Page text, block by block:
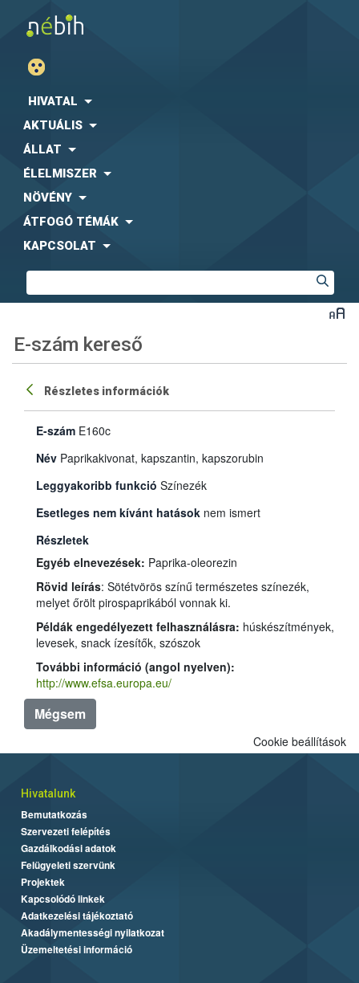
HIVATAL
AKTUÁLIS
ÁLLAT
ÉLELMISZER
NÖVÉNY
ÁTFOGÓ TÉMÁK
KAPCSOLAT
E-szám kereső
Részletes információk
E-szám E160c
Név Paprikakivonat, kapszantin, kapszorubin
Leggyakoribb funkció Színezék
Esetleges nem kívánt hatások nem ismert
Részletek
Egyéb elnevezések: Paprika-oleorezin
Rövid leírás: Sötétvörös színű természetes színezék,
melyet őrölt pirospaprikából vonnak ki.
Példák engedélyezett felhasználásra: húskészítmények,
levesek, snack ízesítők, szószok
További információ (angol nyelven):
http://www.efsa.europa.eu/
Mégsem
Cookie beállítások
Hivatalunk
Bemutatkozás
Szervezeti felépítés
Gazdálkodási adatok
Felügyeleti szervünk
Projektek
Kapcsolódó linkek
Adatkezelési tájékoztató
Akadálymentességi nyilatkozat
Üzemeltetési információ